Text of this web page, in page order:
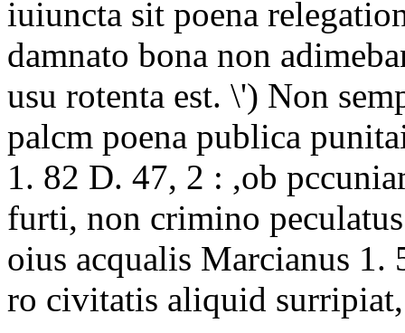
iuiuncta sit poena
damnato bona non
usu rotenta est. \') Non
palcm poena publica
1. 82 D. 47, 2 : ,ob
furti, non crimino
oius acqualis Marcianus
ro civitatis aliquid